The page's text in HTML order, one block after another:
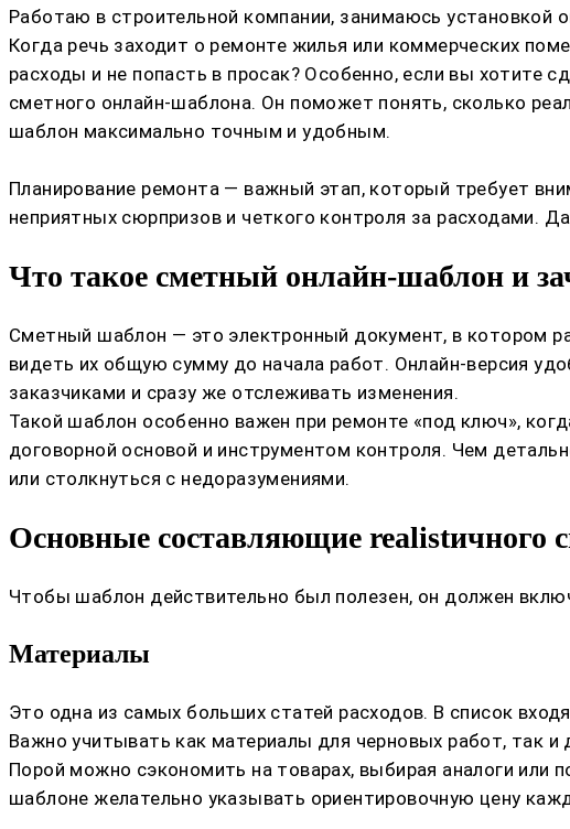
Работаю в строительной компании, занимаюсь установкой
Когда речь заходит о ремонте жилья или коммерческих
расходы и не попасть в просак? Особенно, если вы хотите
сметного онлайн-шаблона. Он поможет понять, сколько
шаблон максимально точным и удобным.
Планирование ремонта — важный этап, который требует
неприятных сюрпризов и четкого контроля за расходами.
Что такое сметный онлайн-шаблон и
Сметный шаблон — это электронный документ, в котором
видеть их общую сумму до начала работ. Онлайн-версия
заказчиками и сразу же отслеживать изменения.
Такой шаблон особенно важен при ремонте «под ключ»,
договорной основой и инструментом контроля. Чем
или столкнуться с недоразумениями.
Основные составляющие realistичного
Чтобы шаблон действительно был полезен, он должен
Материалы
Это одна из самых больших статей расходов. В список
Важно учитывать как материалы для черновых работ, так и
Порой можно сэкономить на товарах, выбирая аналоги или
шаблоне желательно указывать ориентировочную цену